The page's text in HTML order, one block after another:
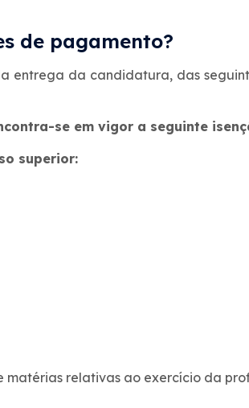
de pagamento?
da candidatura, das
se em vigor a seguinte
superior:
relativas ao exercício da